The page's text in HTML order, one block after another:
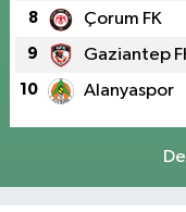
8 Çorum FK
9 Gaziantep
10 Alanyaspor